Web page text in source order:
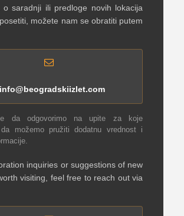
o saradnji ili predloge novih lokacija
možete nam se obratiti putem
info@beogradskiizlet.com
da odgovorimo na upite za koje
da možemo pružiti dodatnu vrednost i
inquiries or suggestions of new
visiting, feel free to reach out via